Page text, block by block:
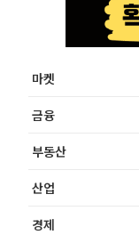
마켓
금융
부동산
산업
경제